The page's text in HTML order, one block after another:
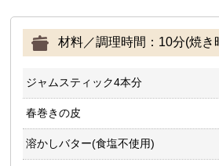
材料／調理時間：10分(焼き
ジャムスティック4本分
春巻きの皮
溶かしバター(食塩不使用)